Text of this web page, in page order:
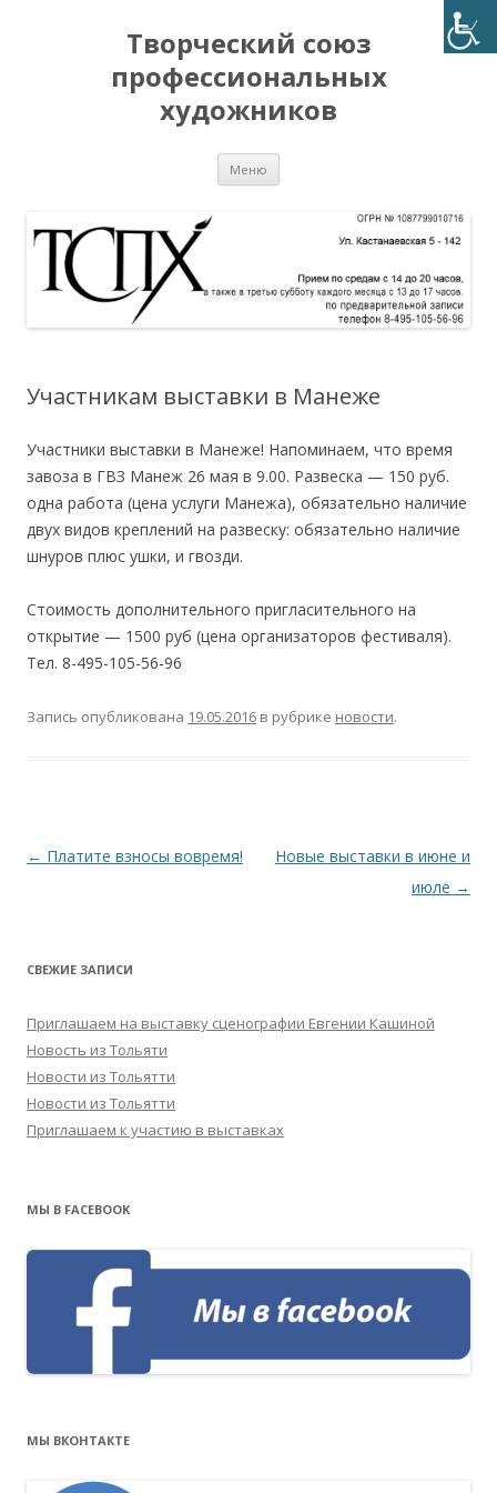
Творческий союз
профессиональных
художников
Меню
Участникам выставки в Манеже
Участники выставки в Манеже! Напоминаем, что время
завоза в ГВЗ Манеж 26 мая в 9.00. Развеска — 150 руб.
одна работа (цена услуги Манежа), обязательно наличие
двух видов креплений на развеску: обязательно наличие
шнуров плюс ушки, и гвозди.
Стоимость дополнительного пригласительного на
открытие — 1500 руб (цена организаторов фестиваля).
Тел. 8-495-105-56-96
Запись опубликована 19.05.2016 в рубрике новости.
Навигация
← Платите взносы вовремя!
Новые выставки в июне и
июле →
СВЕЖИЕ ЗАПИСИ
Приглашаем на выставку сценографии Евгении Кашиной
Новость из Тольяти
Новости из Тольятти
Новости из Тольятти
Приглашаем к участию в выставках
МЫ В FACEBOOK
МЫ ВКОНТАКТЕ